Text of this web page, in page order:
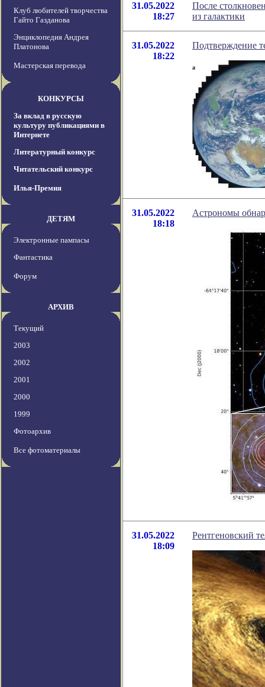
Клуб любителей творчества
Гайто Газданова
Энциклопедия Андрея
Платонова
Мастерская перевода
КОНКУРСЫ
За вклад в русскую
культуру публикациями в
Интернете
Литературный конкурс
Читательский конкурс
Илья-Премия
ДЕТЯМ
Электронные пампасы
Фантастика
Форум
АРХИВ
Текущий
2003
2002
2001
2000
1999
Фотоархив
Все фотоматериалы
31.05.2022
18:27
После
из галактики
31.05.2022
18:22
Подтверждение
31.05.2022
18:18
Астрономы
31.05.2022
18:09
Рентгеновский